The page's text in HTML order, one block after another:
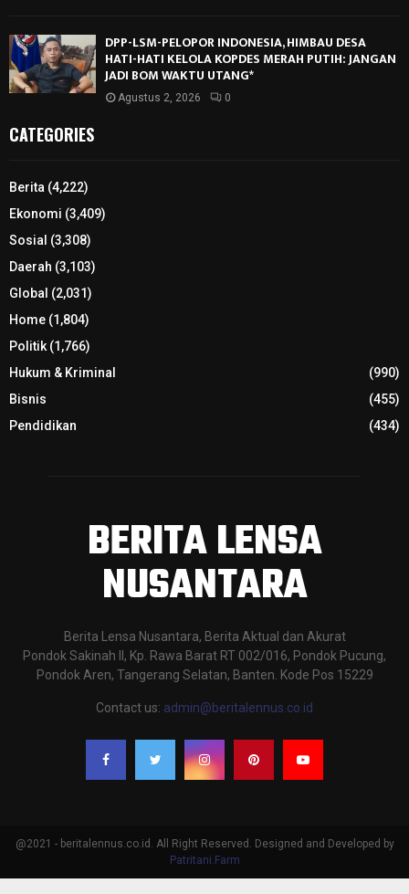
DPP-LSM-PELOPOR INDONESIA, HIMBAU DESA
HATI-HATI KELOLA KOPDES MERAH PUTIH: JANGAN
JADI BOM WAKTU UTANG*
Agustus 2, 2026 0
CATEGORIES
Berita (4,222)
Ekonomi (3,409)
Sosial (3,308)
Daerah (3,103)
Global (2,031)
Home (1,804)
Politik(1,766)
Hukum & Kriminal
(990)
Bisnis
(455)
Pendidikan
(434)
BERITA LENSA
NUSANTARA
Berita Lensa Nusantara, Berita Aktual dan Akurat
Pondok Sakinah II, Kp. Rawa Barat RT 002/016, Pondok Pucung,
Pondok Aren, Tangerang Selatan, Banten. Kode Pos 15229
Contact us: admin@beritalennus.co.id
@2021 - beritalennus.co.id. All Right Reserved. Designed and Developed by
Patritani.Farm